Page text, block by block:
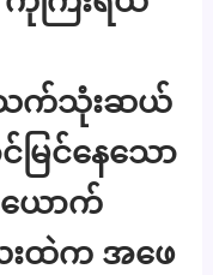
သက်သုံးဆယ်
မြင်နေသော
ောက်
းထဲက အဖေ